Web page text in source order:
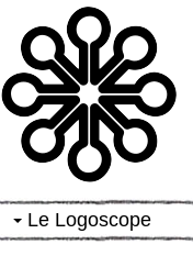
Le Logoscope